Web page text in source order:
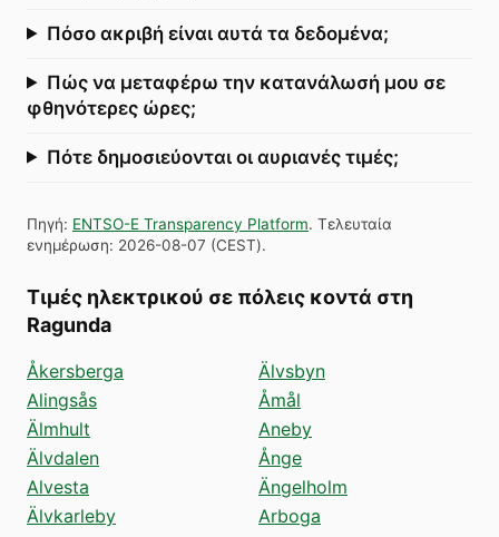
Πόσο ακριβή είναι αυτά τα δεδομένα;
Πώς να μεταφέρω την κατανάλωσή μου σε
φθηνότερες ώρες;
Πότε δημοσιεύονται οι αυριανές τιμές;
Πηγή: ENTSO-E Transparency Platform. Τελευταία
ενημέρωση: 2026-08-07 (CEST).
Τιμές ηλεκτρικού σε πόλεις κοντά στη
Ragunda
Åkersberga
Alingsås
Älmhult
Älvdalen
Alvesta
Älvkarleby
Älvsbyn
Åmål
Aneby
Ånge
Ängelholm
Arboga